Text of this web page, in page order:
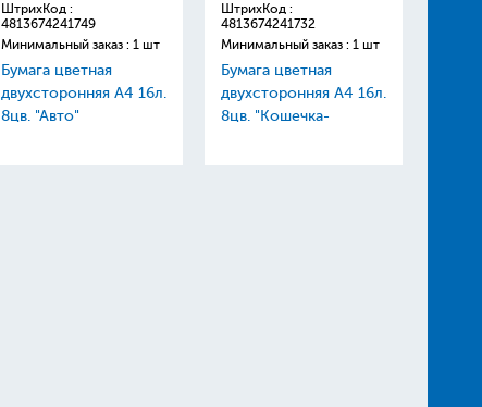
ШтрихКод :
4813674241749
Минимальный заказ : 1 шт
Бумага цветная
двухсторонняя А4 16л.
8цв. "Авто"
ШтрихКод :
4813674241732
Минимальный заказ : 1 шт
Бумага цветная
двухсторонняя А4 16л.
8цв. "Кошечка-